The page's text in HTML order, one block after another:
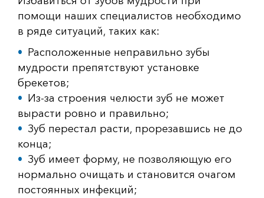
помощи наших специалистов необходимо
в ряде ситуаций, таких как:
Расположенные неправильно зубы
мудрости препятствуют установке
брекетов;
Из-за строения челюсти зуб не может
вырасти ровно и правильно;
Зуб перестал расти, прорезавшись не до
конца;
Зуб имеет форму, не позволяющую его
нормально очищать и становится очагом
постоянных инфекций;